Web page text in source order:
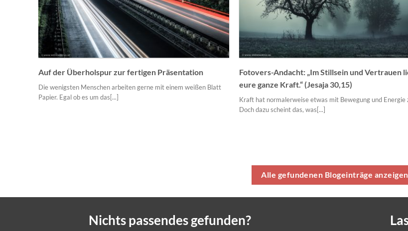
Auf der Überholspur zur fertigen Präsentation
Die wenigsten Menschen arbeiten gerne mit einem weißen Blatt
Papier. Egal ob es um das[...]
Fotovers-Andacht: „Im Stillsein und Vertrauen
eure ganze Kraft.“ (Jesaja 30,15)
Kraft hat normalerweise etwas mit Bewegung und Energie
Doch dazu scheint das, was[...]
Alle gefundenen Blogeinträge anzeigen
Nichts passendes gefunden?